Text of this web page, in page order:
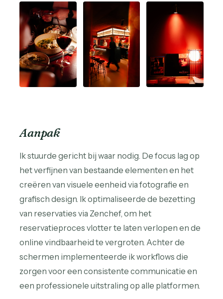
Aanpak
Ik stuurde gericht bij waar nodig. De focus lag op
het verfijnen van bestaande elementen en het
creëren van visuele eenheid via fotografie en
grafisch design. Ik optimaliseerde de bezetting
van reservaties via Zenchef, om het
reservatieproces vlotter te laten verlopen en de
online vindbaarheid te vergroten. Achter de
schermen implementeerde ik workflows die
zorgen voor een consistente communicatie en
een professionele uitstraling op alle platformen.